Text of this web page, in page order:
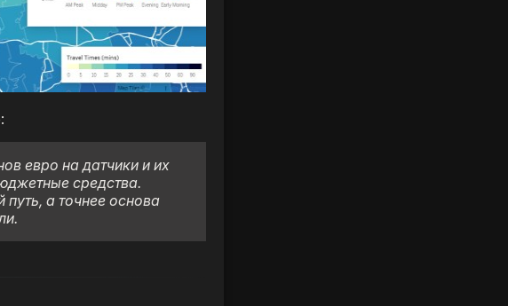
евро на датчики и их
средства.
а точнее основа